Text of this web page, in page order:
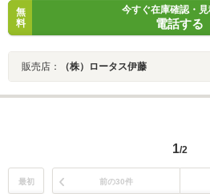
無
料
今すぐ在庫確認・
電話する
販売店： （株）ロータス伊藤
1/2
最初 前の30件